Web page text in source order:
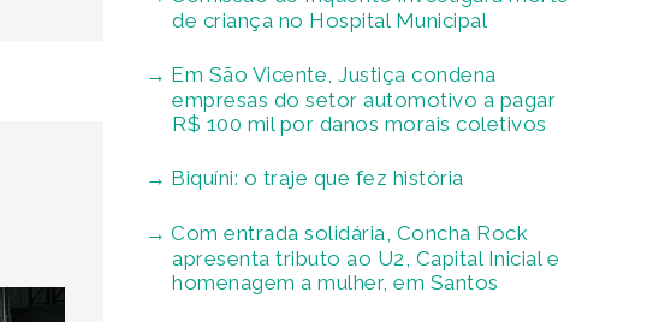
de criança no Hospital Municipal
Em São Vicente, Justiça condena
empresas do setor automotivo a pagar
R$ 100 mil por danos morais coletivos
Biquíni: o traje que fez história
Com entrada solidária, Concha Rock
apresenta tributo ao U2, Capital Inicial e
homenagem a mulher, em Santos